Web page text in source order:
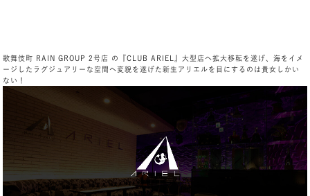
歌舞伎町 RAIN GROUP 2号店 の『CLUB ARIEL』大型店へ拡大移転を遂げ、海をイメ
ージしたラグジュアリーな空間へ変貌を遂げた新生アリエルを目にするのは貴女しかい
ない！